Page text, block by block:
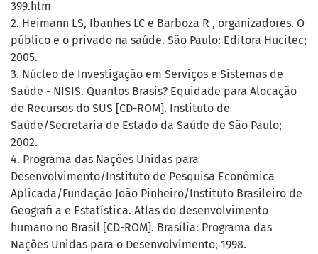
399.htm
2. Heimann LS, Ibanhes LC e Barboza R , organizadores. O
público e o privado na saúde. São Paulo: Editora Hucitec;
2005.
3. Núcleo de Investigação em Serviços e Sistemas de
Saúde - NISIS. Quantos Brasis? Equidade para Alocação
de Recursos do SUS [CD-ROM]. Instituto de
Saúde/Secretaria de Estado da Saúde de São Paulo;
2002.
4. Programa das Nações Unidas para
Desenvolvimento/Instituto de Pesquisa Econômica
Aplicada/Fundação João Pinheiro/Instituto Brasileiro de
Geografi a e Estatística. Atlas do desenvolvimento
humano no Brasil [CD-ROM]. Brasília: Programa das
Nações Unidas para o Desenvolvimento; 1998.